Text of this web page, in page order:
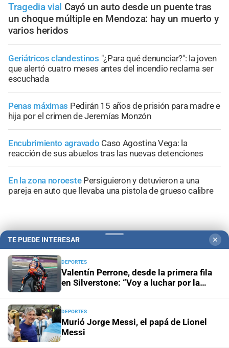
Tragedia vial Cayó un auto desde un puente tras
un choque múltiple en Mendoza: hay un muerto y
varios heridos
Geriátricos clandestinos "¿Para qué denunciar?": la joven
que alertó cuatro meses antes del incendio reclama ser
escuchada
Penas máximas Pedirán 15 años de prisión para madre e
hija por el crimen de Jeremías Monzón
Encubrimiento agravado Caso Agostina Vega: la
reacción de sus abuelos tras las nuevas detenciones
En la zona noroeste Persiguieron y detuvieron a una
pareja en auto que llevaba una pistola de grueso calibre
+Información General
TE PUEDE INTERESAR ✕
DEPORTES
Valentín Perrone, desde la primera fila
en Silverstone: “Voy a luchar por la
DEPORTES
Murió Jorge Messi, el papá de Lionel
Messi